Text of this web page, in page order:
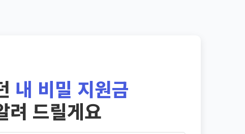
내 비밀 지원금
려 드릴게요